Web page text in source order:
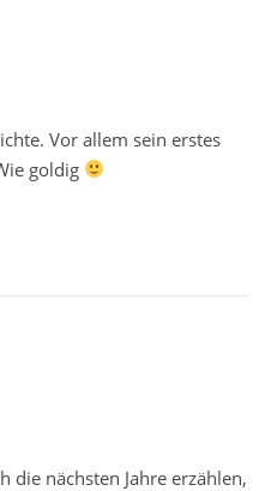
Vor allem sein erstes
goldig
die nächsten Jahre erzählen,